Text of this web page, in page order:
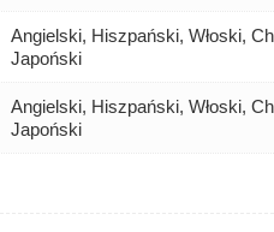
Angielski, Hiszpański, Włoski,
Japoński
Angielski, Hiszpański, Włoski,
Japoński